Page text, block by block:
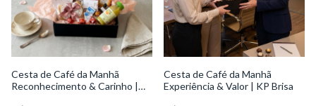
Cesta de Café da Manhã
Reconhecimento & Carinho |
Cesta de Café da Manhã
Experiência & Valor | KP Brisa